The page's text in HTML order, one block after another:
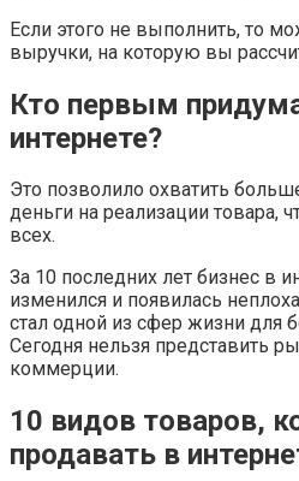
Если этого не выполнить, то
выручки, на которую вы
Кто первым
интернете?
Это позволило охватить
деньги на реализации товара,
всех.
За 10 последних лет бизнес в
изменился и появилась
стал одной из сфер жизни для
Сегодня нельзя представить
коммерции.
10 видов товаров,
продавать в